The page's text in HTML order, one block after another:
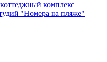
комплекс
"Номера на пляже"